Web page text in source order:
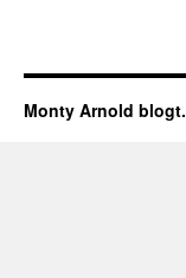
Monty Arnold blogt.